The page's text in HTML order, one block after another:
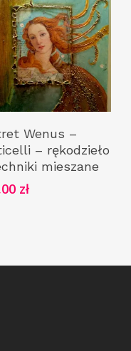
Wenus –
– rękodzieło
mieszane
zł